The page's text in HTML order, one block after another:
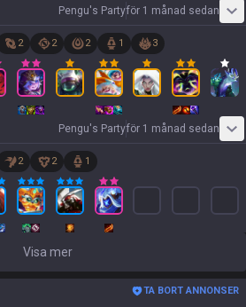
Pengu's Partyför 1 månad sedan
2 2 2 1 3
Pengu's Partyför 1 månad sedan
2 2 1
Visa mer
TA BORT ANNONSER